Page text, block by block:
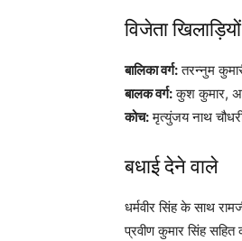
विजेता
बालिका वर्ग:तरन्नुम
बालक वर्ग:कुश कुमार,
कोच:मृत्युंजय नाथ
बधाई देने वाले
धर्मवीर सिंह के साथ
प्रवीण कुमार सिंह सहित